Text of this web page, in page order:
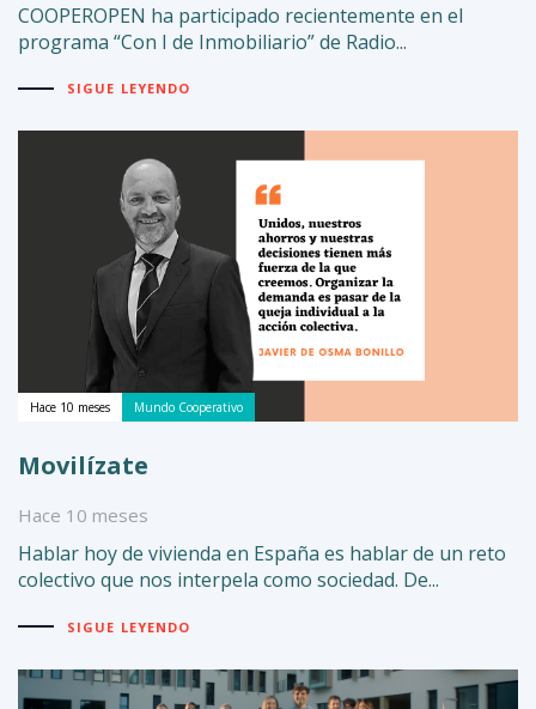
COOPEROPEN ha participado recientemente en el
programa “Con I de Inmobiliario” de Radio...
SIGUE LEYENDO
Hace 10 meses Mundo Cooperativo
Movilízate
Hace 10 meses
Hablar hoy de vivienda en España es hablar de un reto
colectivo que nos interpela como sociedad. De...
SIGUE LEYENDO